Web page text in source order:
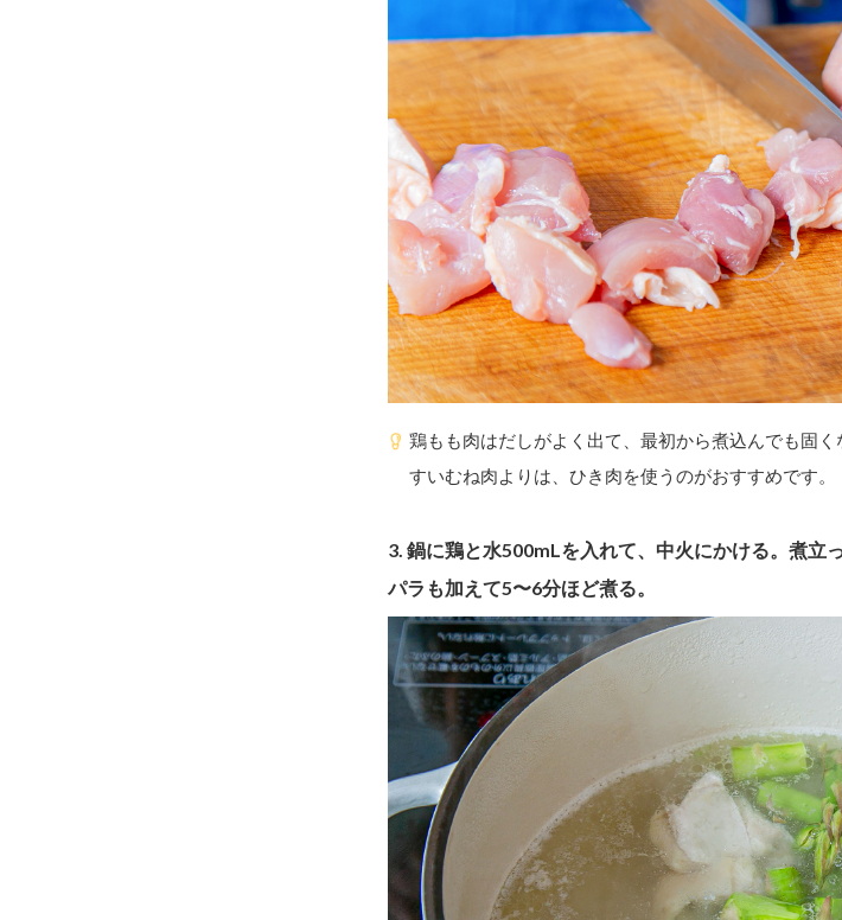
鶏もも肉はだしがよく出て、最初から煮込んでも固
すいむね肉よりは、ひき肉を使うのがおすすめです。
3. 鍋に鶏と水500mLを入れて、中火にかける。煮立
パラも加えて5〜6分ほど煮る。